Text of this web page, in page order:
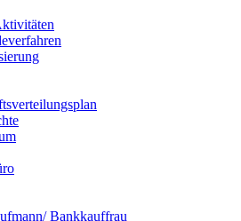
Bankkauffrau